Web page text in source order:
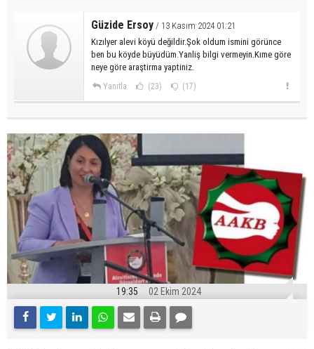
Güzide Ersoy / 13 Kasım 2024 01:21
Kızılyer alevi köyü değildir.Şok oldum ismini görünce
ben bu köyde büyüdüm.Yanliş bilgi vermeyin.Kıme göre
neye göre araştirma yaptiniz.
Yanıtla (23) (17)
19:35 02 Ekim 2024